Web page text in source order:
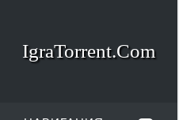
IgraTorrent.Com